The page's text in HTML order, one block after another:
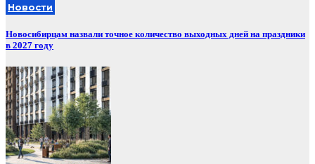
Новости
Новосибирцам назвали точное количество выходных дней на праздники
в 2027 году